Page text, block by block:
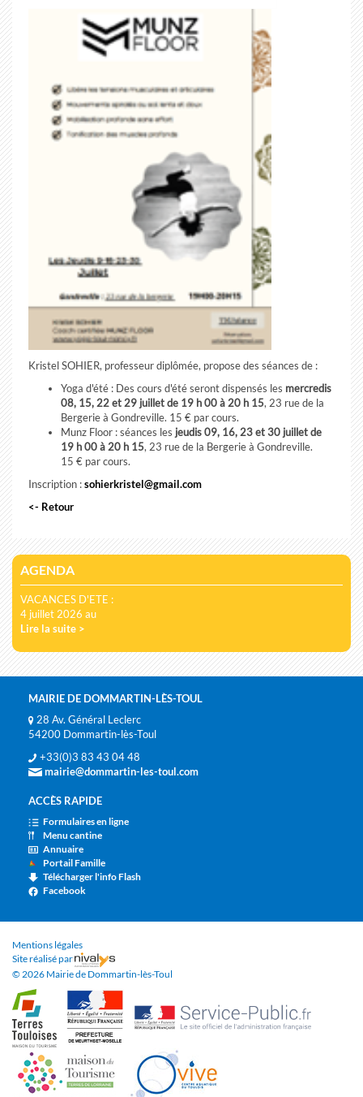
Kristel SOHIER, professeur diplômée, propose des séances de :
Yoga d'été : Des cours d'été seront dispensés les mercredis
08, 15, 22 et 29 juillet de 19 h 00 à 20 h 15, 23 rue de la
Bergerie à Gondreville. 15 € par cours.
Munz Floor : séances les jeudis 09, 16, 23 et 30 juillet de
19 h 00 à 20 h 15, 23 rue de la Bergerie à Gondreville.
15 € par cours.
Inscription :sohierkristel@gmail.com
<- Retour
AGENDA
VACANCES D'ETE :
4 juillet 2026 au
Lire la suite >
MAIRIE DE DOMMARTIN-LÈS-TOUL
28 Av. Général Leclerc
54200 Dommartin-lès-Toul
+33(0)3 83 43 04 48
mairie@dommartin-les-toul.com
ACCÈS RAPIDE
Formulaires en ligne
Menu cantine
Annuaire
Portail Famille
Télécharger l'info Flash
Facebook
Mentions légales
Site réalisé par
© 2026 Mairie de Dommartin-lès-Toul